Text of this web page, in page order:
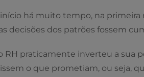
há muito tempo, na primeira
decisões dos patrões fossem
RH praticamente inverteu a sua
o que prometiam, ou seja,